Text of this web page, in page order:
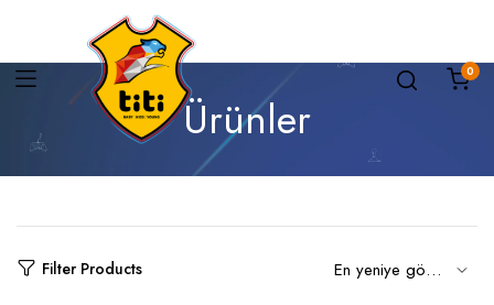
0
Ürünler
Filter Products